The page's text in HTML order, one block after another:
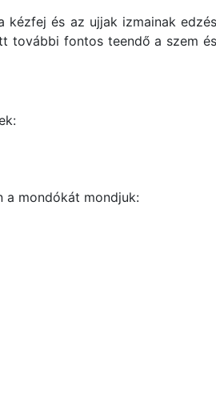
és az ujjak izmainak
további fontos teendő a szem
a mondókát mondjuk: